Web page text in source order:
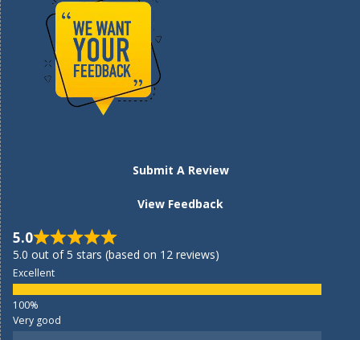
Submit A Review
View Feedback
5.0
5.0 out of 5 stars (based on 12 reviews)
Excellent
Very good